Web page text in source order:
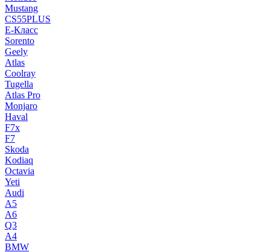
Mustang
CS55PLUS
E-Класс
Sorento
Geely
Atlas
Coolray
Tugella
Atlas Pro
Monjaro
Haval
F7x
F7
Skoda
Kodiaq
Octavia
Yeti
Audi
A5
A6
Q3
A4
BMW